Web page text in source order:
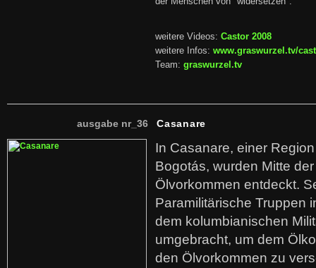
weitere Videos: Castor 2008
weitere Infos: www.graswurzel.tv/
Team: graswurzel.tv
ausgabe nr_36 Casanare
In Casanare, einer
Bogotás, wurden Mitte
Ölvorkommen entdeckt.
Paramilitärische Truppen
dem kolumbianischen
umgebracht, um dem
den Ölvorkommen zu